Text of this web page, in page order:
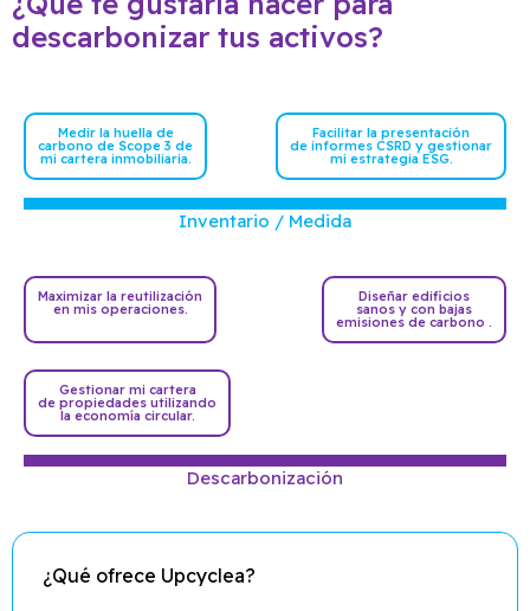
descarbonizar tus activos?
Medir la huella de
carbono de Scope 3 de
mi cartera inmobiliaria.
Facilitar la presentación
de informes CSRD y gestionar
mi estrategia ESG.
Inventario / Medida
Maximizar la reutilización
en mis operaciones.
Diseñar edificios
sanos y con bajas
emisiones de carbono .
Gestionar mi cartera
de propiedades utilizando
la economía circular.
Descarbonización
¿Qué ofrece Upcyclea?